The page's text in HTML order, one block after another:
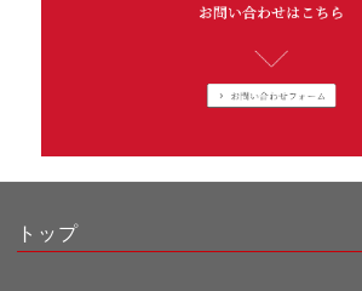
トップ